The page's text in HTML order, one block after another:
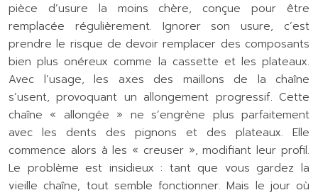
pièce d’usure la moins chère, conçue pour être
remplacée régulièrement. Ignorer son usure, c’est
prendre le risque de devoir remplacer des composants
bien plus onéreux comme la cassette et les plateaux.
Avec l’usage, les axes des maillons de la chaîne
s’usent, provoquant un allongement progressif. Cette
chaîne « allongée » ne s’engrène plus parfaitement
avec les dents des pignons et des plateaux. Elle
commence alors à les « creuser », modifiant leur profil.
Le problème est insidieux : tant que vous gardez la
vieille chaîne, tout semble fonctionner. Mais le jour où